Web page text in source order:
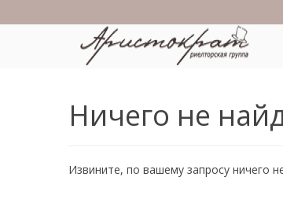
Ничего не
Извините, по вашему запросу ничего